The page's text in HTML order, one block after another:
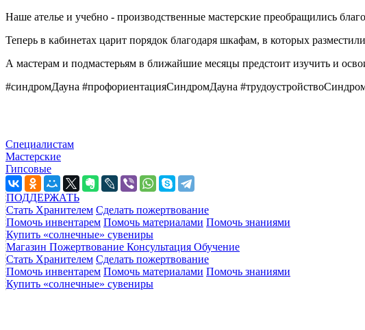
Наше ателье и учебно - производственные мастерские преобращились
Теперь в кабинетах царит порядок благодаря шкафам, в которых
А мастерам и подмастерьям в ближайшие месяцы предстоит изучить и
#синдромДауна #профориентацияСиндромДауна
Специалистам
Мастерские
Гипсовые
ПОДДЕРЖАТЬ
Стать Хранителем Сделать пожертвование
Помочь инвентарем Помочь материалами Помочь знаниями
Купить «солнечные» сувениры
Магазин Пожертвование Консультация Обучение
Стать Хранителем Сделать пожертвование
Помочь инвентарем Помочь материалами Помочь знаниями
Купить «солнечные» сувениры